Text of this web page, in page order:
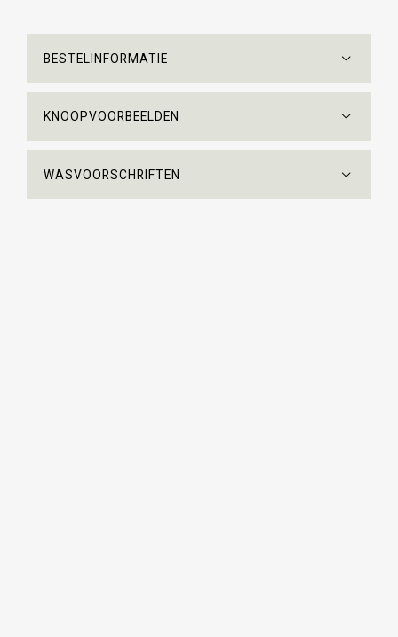
BESTELINFORMATIE
KNOOPVOORBEELDEN
WASVOORSCHRIFTEN